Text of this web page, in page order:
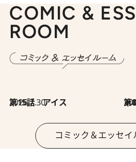
COMIC &
ROOM
2026.7.30
第15話 アイス 第8回
コミック＆エッセイ